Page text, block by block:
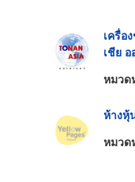
เครื่อ
เชีย
หมวด
ห้างหุ้
หมวด